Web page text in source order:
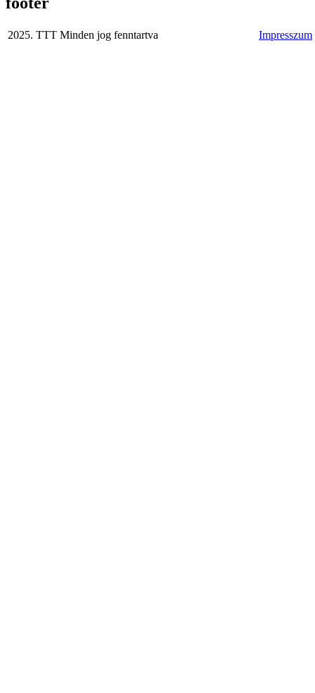
2025. TTT Minden jog fenntartva Impresszum